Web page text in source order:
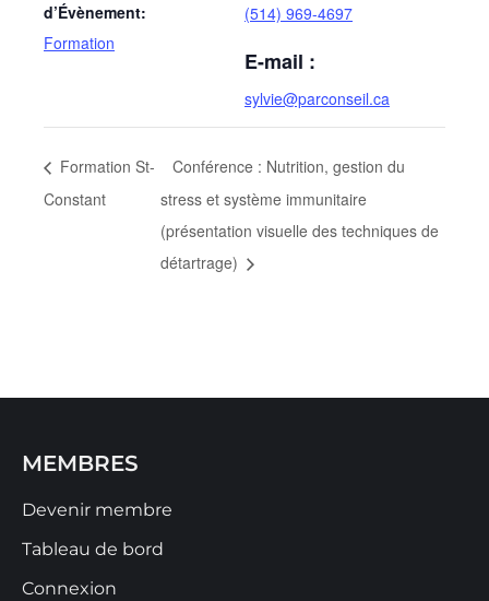
d’Évènement:
Formation
(514) 969-4697
E-mail :
sylvie@parconseil.ca
Formation St-
Constant
Conférence : Nutrition, gestion du
stress et système immunitaire
(présentation visuelle des techniques de
détartrage)
MEMBRES
Devenir membre
Tableau de bord
Connexion